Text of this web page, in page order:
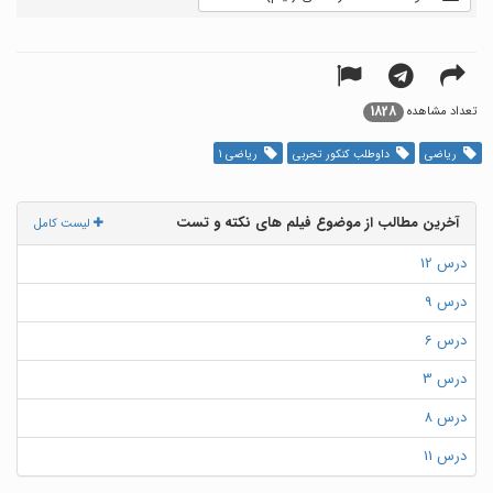
تعداد مشاهده 1828
ریاضی داوطلب کنکور تجربی ریاضی 1
لیست کامل
آخرین مطالب از موضوع فیلم های نکته و تست
درس 12
درس 9
درس 6
درس 3
درس 8
درس 11